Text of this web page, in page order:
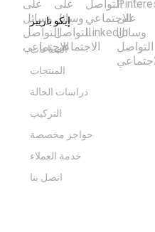
إيكو باريير
الصناعات
المنتجات
دراسات الحالة
التركيب
حواجز مخصصة
خدمة العملاء
اتصل بنا